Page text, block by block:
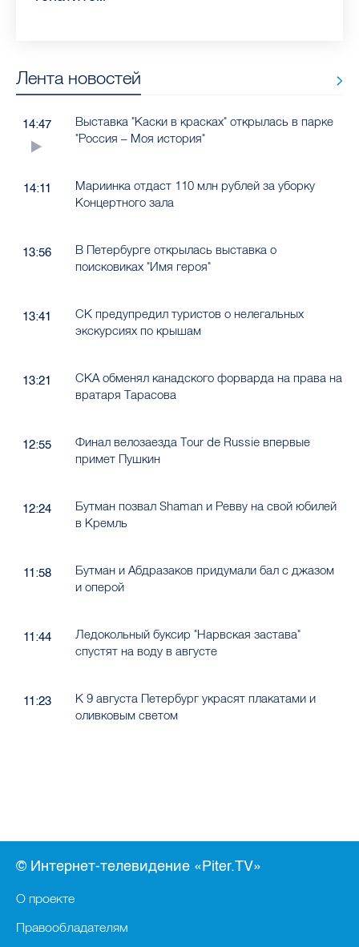
Лента новостей
14:47
Выставка "Каски в красках" открылась в парке
"Россия – Моя история"
14:11
Мариинка отдаст 110 млн рублей за уборку
Концертного зала
13:56
В Петербурге открылась выставка о
поисковиках "Имя героя"
13:41
СК предупредил туристов о нелегальных
экскурсиях по крышам
13:21
СКА обменял канадского форварда на права на
вратаря Тарасова
12:55
Финал велозаезда Tour de Russie впервые
примет Пушкин
12:24
Бутман позвал Shaman и Ревву на свой юбилей
в Кремль
11:58
Бутман и Абдразаков придумали бал с джазом
и оперой
11:44
Ледокольный буксир "Нарвская застава"
спустят на воду в августе
11:23
К 9 августа Петербург украсят плакатами и
оливковым светом
© Интернет-телевидение «Piter.TV»
О проекте
Правообладателям